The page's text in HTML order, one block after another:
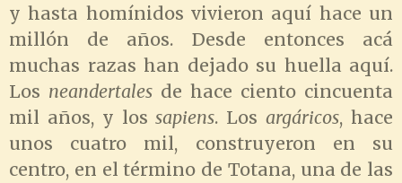
y hasta homínidos vivieron aquí hace un
millón de años. Desde entonces acá
muchas razas han dejado su huella aquí.
Los neandertales de hace ciento cincuenta
mil años, y lossapiens. Losargáricos, hace
unos cuatro mil, construyeron en su
centro, en el término de Totana, una de las